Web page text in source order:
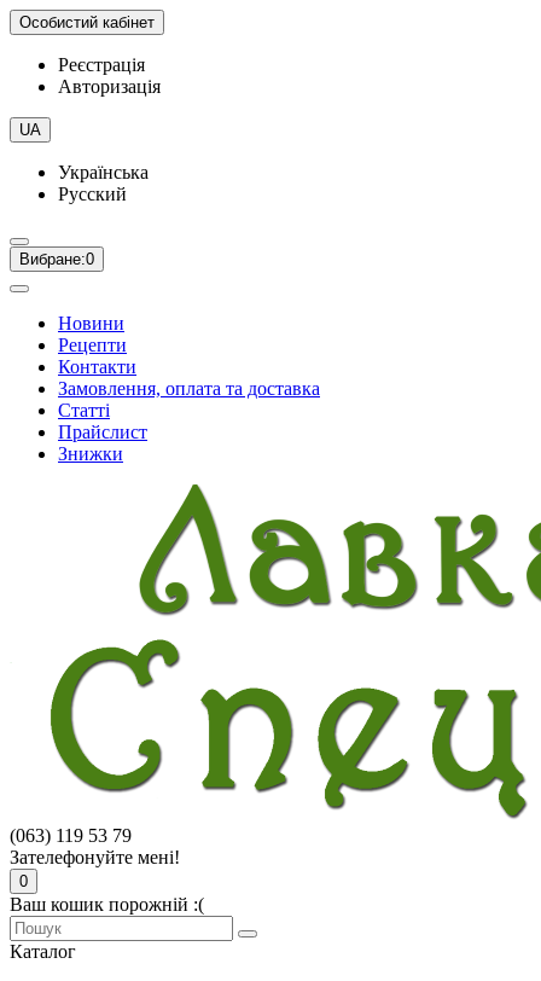
Особистий кабінет
Реєстрація
Авторизація
UA
Українська
Русский
Вибране:0
Новини
Рецепти
Контакти
Замовлення, оплата та доставка
Статті
Прайслист
Знижки
(063) 119 53 79
Зателефонуйте мені!
0
Ваш кошик порожній :(
Каталог